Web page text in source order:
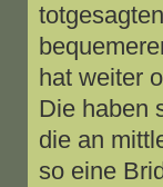
hat weiter
Die haben
die an
so eine